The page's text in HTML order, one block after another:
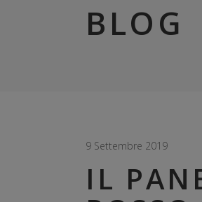
BLOG
9 Settembre 2019
IL